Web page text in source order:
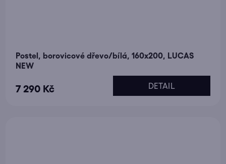
Postel, borovicové dřevo/bílá, 160x200, LUCAS
NEW
7 290 Kč DETAIL